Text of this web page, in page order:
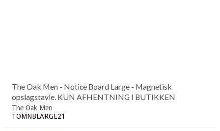
The Oak Men - Notice Board Large - Magnetisk
opslagstavle. KUN AFHENTNING I BUTIKKEN
The Oak Men
TOMNBLARGE21